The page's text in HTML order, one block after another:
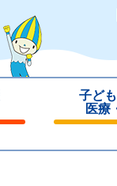
子ど
医療
じ